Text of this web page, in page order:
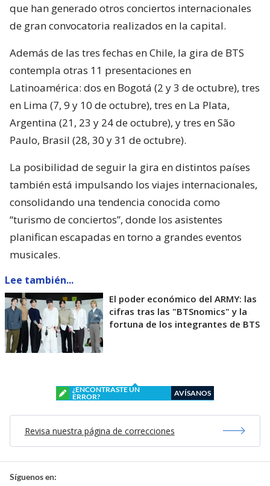
que han generado otros conciertos internacionales
de gran convocatoria realizados en la capital.
Además de las tres fechas en Chile, la gira de BTS
contempla otras 11 presentaciones en
Latinoamérica: dos en Bogotá (2 y 3 de octubre), tres
en Lima (7, 9 y 10 de octubre), tres en La Plata,
Argentina (21, 23 y 24 de octubre), y tres en São
Paulo, Brasil (28, 30 y 31 de octubre).
La posibilidad de seguir la gira en distintos países
también está impulsando los viajes internacionales,
consolidando una tendencia conocida como
“turismo de conciertos”, donde los asistentes
planifican escapadas en torno a grandes eventos
musicales.
Lee también...
El poder económico del ARMY: las
cifras tras las "BTSnomics" y la
fortuna de los integrantes de BTS
¿ENCONTRASTE UN
ERROR?
AVÍSANOS
Revisa nuestra página de correcciones
Síguenos en: